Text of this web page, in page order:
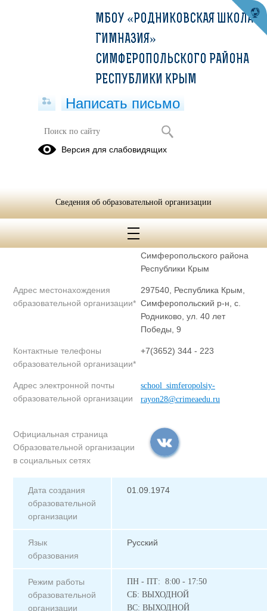
Полное наименование
образовательной организации* общеобразовательное
Республики Крым
Сокращенное наименование
образовательной организации*
Симферопольского района
Республики Крым
Адрес местонахождения
образовательной организации*
297540, Республика Крым,
Симферопольский р-н, с.
Родниково, ул. 40 лет
Победы, 9
Контактные телефоны
образовательной организации*
+7(3652) 344 - 223
Адрес электронной почты
образовательной организации
school_simferopolsiy-
rayon28@crimeaedu.ru
Официальная страница
Образовательной организации
в социальных сетях
Дата создания
образовательной
организации
01.09.1974
Язык
образования
Русский
Режим работы
образовательной
организации
ПН - ПТ: 8:00 - 17:50
СБ: ВЫХОДНОЙ
ВС: ВЫХОДНОЙ
МБОУ «РОДНИКОВСКАЯ ШКОЛА-
ГИМНАЗИЯ»
СИМФЕРОПОЛЬСКОГО РАЙОНА
РЕСПУБЛИКИ КРЫМ
Написать письмо
Версия для слабовидящих
Сведения об образовательной организации